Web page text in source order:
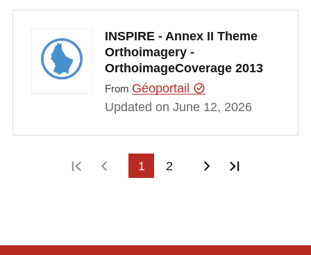
INSPIRE - Annex II Theme
Orthoimagery -
OrthoimageCoverage 2013
From Géoportail
Updated on June 12, 2026
First pagePrevious page
1 2 Next page